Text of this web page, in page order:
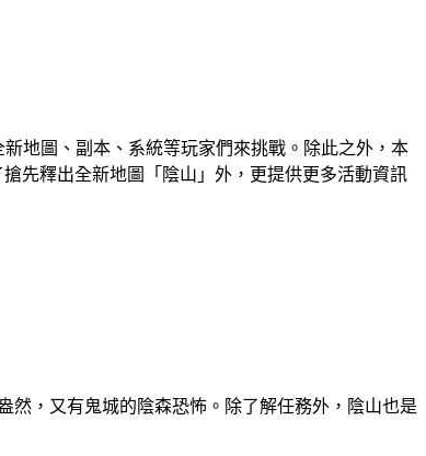
地圖、副本、系統等玩家們來挑戰。除此之外，本
搶先釋出全新地圖「陰山」外，更提供更多活動資訊
然，又有鬼城的陰森恐怖。除了解任務外，陰山也是